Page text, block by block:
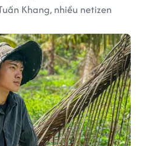
Khang, nhiều netizen